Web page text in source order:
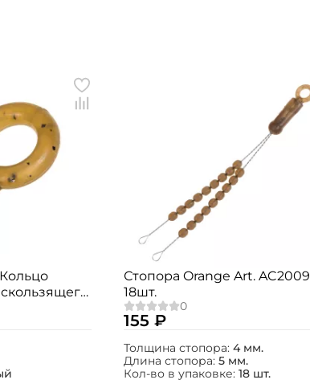
шт.)
Стопора Orange Art. AC2009
18шт.
155 ₽
Толщина стопора: 4 мм.
Длина стопора: 5 мм.
Кол-во в упаковке: 18 шт.
пароль: *
данную форму вы соглашаетесь на
персональных данных
Создать аккаунт